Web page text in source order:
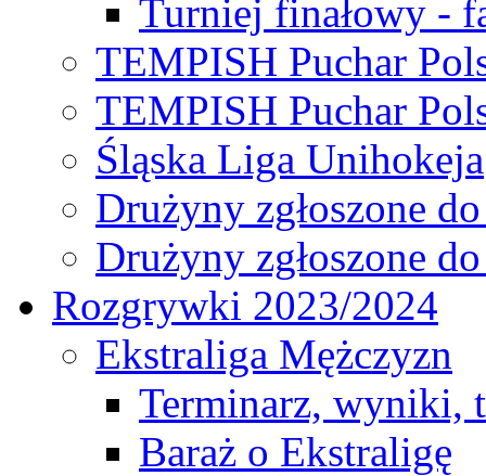
Turniej finałowy -
TEMPISH Puchar
TEMPISH Puchar
Śląska Liga Unihokeja
Drużyny zgłoszone
Drużyny zgłoszone
Rozgrywki 2023/2024
Ekstraliga Mężczyzn
Terminarz, wyniki,
Baraż o Ekstraligę